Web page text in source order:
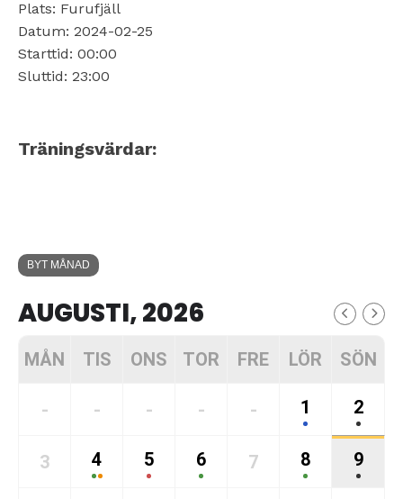
Plats: Furufjäll
Datum: 2024-02-25
Starttid: 00:00
Sluttid: 23:00
Träningsvärdar:
BYT MÅNAD
AUGUSTI, 2026
MÅN TIS ONS TOR FRE LÖR SÖN
- - - - - 1 2
3 4 5 6 7 8 9